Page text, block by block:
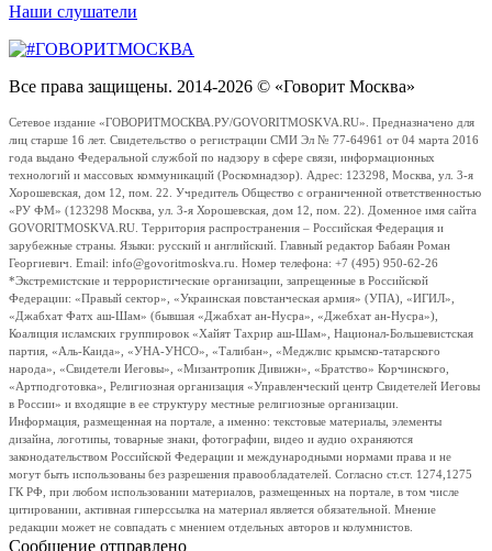
Наши слушатели
Все права защищены. 2014-2026 © «Говорит Москва»
Сетевое издание «ГОВОРИТМОСКВА.РУ/GOVORITMOSKVA.RU». Предназначено для
лиц старше 16 лет. Свидетельство о регистрации СМИ Эл № 77-64961 от 04 марта 2016
года выдано Федеральной службой по надзору в сфере связи, информационных
технологий и массовых коммуникаций (Роскомнадзор). Адрес: 123298, Москва, ул. 3-я
Хорошевская, дом 12, пом. 22. Учредитель Общество с ограниченной ответственностью
«РУ ФМ» (123298 Москва, ул. 3-я Хорошевская, дом 12, пом. 22). Доменное имя сайта
GOVORITMOSKVA.RU. Территория распространения – Российская Федерация и
зарубежные страны. Языки: русский и английский. Главный редактор Бабаян Роман
Георгиевич. Email: info@govoritmoskva.ru. Номер телефона: +7 (495) 950-62-26
*Экстремистские и террористические организации, запрещенные в Российской
Федерации: «Правый сектор», «Украинская повстанческая армия» (УПА), «ИГИЛ»,
«Джабхат Фатх аш-Шам» (бывшая «Джабхат ан-Нусра», «Джебхат ан-Нусра»),
Коалиция исламских группировок «Хайят Тахрир аш-Шам», Национал-Большевистская
партия, «Аль-Каида», «УНА-УНСО», «Талибан», «Меджлис крымско-татарского
народа», «Свидетели Иеговы», «Мизантропик Дивижн», «Братство» Корчинского,
«Артподготовка», Религиозная организация «Управленческий центр Свидетелей Иеговы
в России» и входящие в ее структуру местные религиозные организации.
Информация, размещенная на портале, а именно: текстовые материалы, элементы
дизайна, логотипы, товарные знаки, фотографии, видео и аудио охраняются
законодательством Российской Федерации и международными нормами права и не
могут быть использованы без разрешения правообладателей. Согласно ст.ст. 1274,1275
ГК РФ, при любом использовании материалов, размещенных на портале, в том числе
цитировании, активная гиперссылка на материал является обязательной. Мнение
редакции может не совпадать с мнением отдельных авторов и колумнистов.
Сообщение отправлено